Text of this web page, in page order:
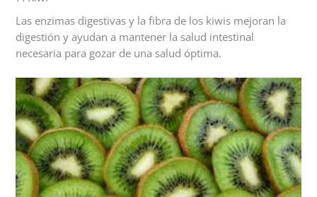
Las enzimas digestivas y la fibra de los kiwis mejoran la
digestión y ayudan a mantener la salud intestinal
necesaria para gozar de una salud óptima.